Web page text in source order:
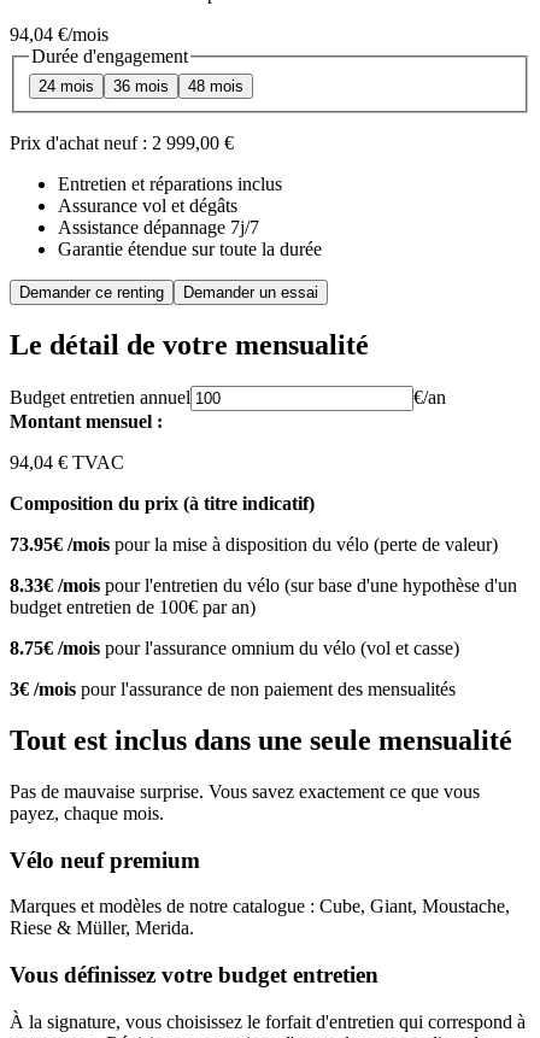
94,04 €/mois
Durée d'engagement
24 mois 36 mois 48 mois
Prix d'achat neuf : 2 999,00 €
Entretien et réparations inclus
Assurance vol et dégâts
Assistance dépannage 7j/7
Garantie étendue sur toute la durée
Demander ce renting Demander un essai
Le détail de votre mensualité
Budget entretien annuel
€/an
Montant mensuel :
94,04 € TVAC
Composition du prix (à titre indicatif)
73.95€ /mois pour la mise à disposition du vélo (perte de valeur)
8.33€ /mois pour l'entretien du vélo (sur base d'une hypothèse d'un
budget entretien de 100€ par an)
8.75€ /mois pour l'assurance omnium du vélo (vol et casse)
3€ /mois pour l'assurance de non paiement des mensualités
Tout est inclus dans une seule mensualité
Pas de mauvaise surprise. Vous savez exactement ce que vous
payez, chaque mois.
Vélo neuf premium
Marques et modèles de notre catalogue : Cube, Giant, Moustache,
Riese & Müller, Merida.
Vous définissez votre budget entretien
À la signature, vous choisissez le forfait d'entretien qui correspond à